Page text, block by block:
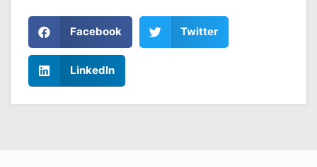
Facebook Twitter
LinkedIn